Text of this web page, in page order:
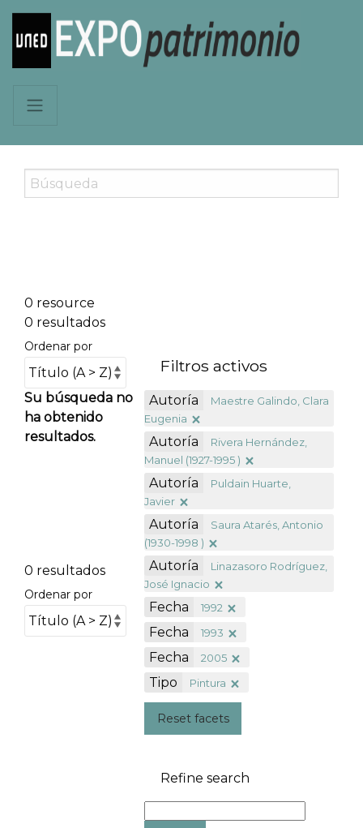
0 resource
0 resultados
Ordenar por
Su búsqueda no
ha obtenido
resultados.
0 resultados
Ordenar por
Filtros activos
Autoría
Maestre Galindo, Clara
Eugenia
Autoría
Rivera Hernández,
Manuel (1927-1995 )
Autoría
Puldain Huarte,
Javier
Autoría
Saura Atarés, Antonio
(1930-1998 )
Autoría
Linazasoro Rodríguez,
José Ignacio
Fecha 1992
Fecha 1993
Fecha 2005
Tipo Pintura
Reset facets
Refine search